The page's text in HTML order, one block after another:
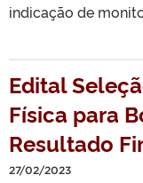
indicação de
Edital
Física para
Resultado
27/02/2023